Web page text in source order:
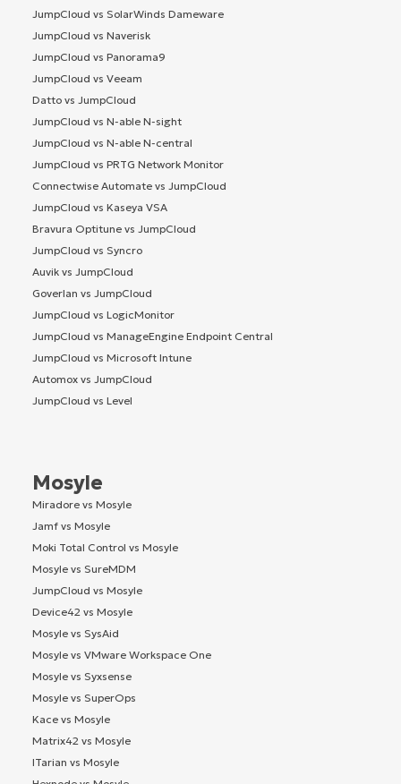
JumpCloud vs SolarWinds Dameware
JumpCloud vs Naverisk
JumpCloud vs Panorama9
JumpCloud vs Veeam
Datto vs JumpCloud
JumpCloud vs N-able N-sight
JumpCloud vs N-able N-central
JumpCloud vs PRTG Network Monitor
Connectwise Automate vs JumpCloud
JumpCloud vs Kaseya VSA
Bravura Optitune vs JumpCloud
JumpCloud vs Syncro
Auvik vs JumpCloud
Goverlan vs JumpCloud
JumpCloud vs LogicMonitor
JumpCloud vs ManageEngine Endpoint Central
JumpCloud vs Microsoft Intune
Automox vs JumpCloud
JumpCloud vs Level
Mosyle
Miradore vs Mosyle
Jamf vs Mosyle
Moki Total Control vs Mosyle
Mosyle vs SureMDM
JumpCloud vs Mosyle
Device42 vs Mosyle
Mosyle vs SysAid
Mosyle vs VMware Workspace One
Mosyle vs Syxsense
Mosyle vs SuperOps
Kace vs Mosyle
Matrix42 vs Mosyle
ITarian vs Mosyle